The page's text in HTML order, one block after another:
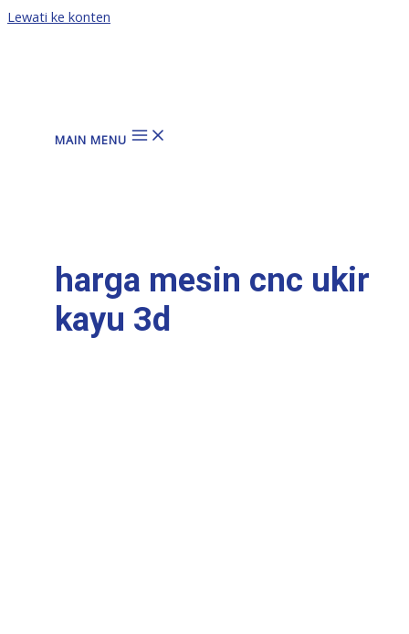
Lewati ke konten
MAIN MENU
harga mesin cnc ukir
kayu 3d